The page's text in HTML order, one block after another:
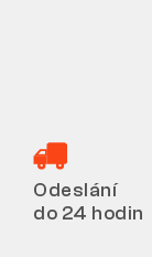
Odeslání
do 24 hodin